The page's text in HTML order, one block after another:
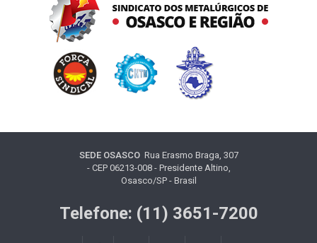
SEDE OSASCORua Erasmo Braga, 307
- CEP 06213-008 - Presidente Altino,
Osasco/SP - Brasil
Telefone: (11) 3651-7200